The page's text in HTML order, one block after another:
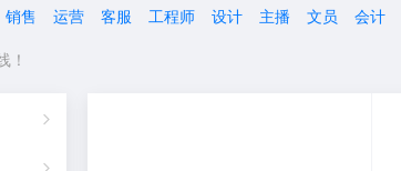
销售 运营 客服 工程师 设计 主播 文员 会计
公开招聘工作人员公告
！